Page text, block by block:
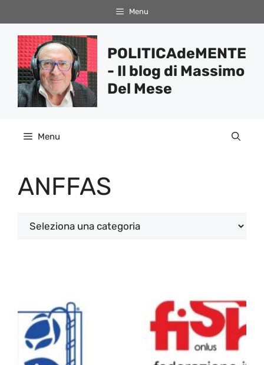
al
contenuto
Menu
POLITICAdeMENTE
- Il blog di Massimo
Del Mese
Menu
ANFFAS
Categorie